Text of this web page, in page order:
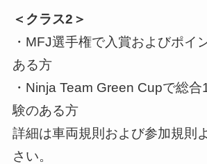
＜クラス2＞
・MFJ選手権で入賞およびポイ
ある方
・Ninja Team Green Cupで総
験のある方
詳細は車両規則および参加規則
さい。